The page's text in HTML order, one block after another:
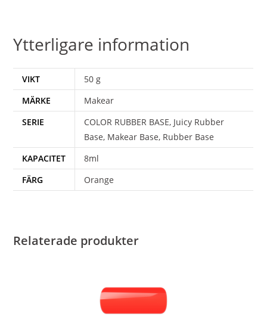
Ytterligare information
VIKT
50 g
MÄRKE
Makear
SERIE
COLOR RUBBER BASE, Juicy Rubber
Base, Makear Base, Rubber Base
KAPACITET
8ml
FÄRG
Orange
Relaterade produkter